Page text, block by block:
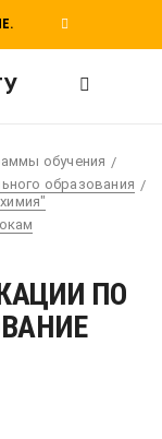
обучения
образования
ПО